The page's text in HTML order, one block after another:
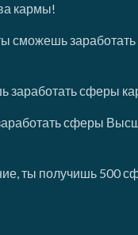
кармы!
сможешь
сферы
сферы
ты получишь 500